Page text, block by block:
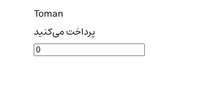
Toman
پرداخت می‌کنید